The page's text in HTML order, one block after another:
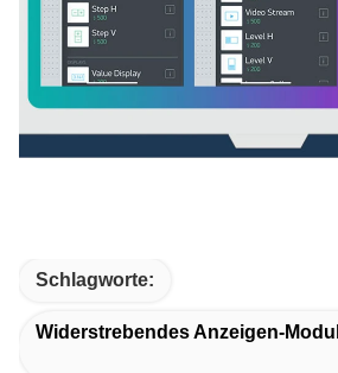
Schlagworte:
Widerstrebendes Anzeigen-